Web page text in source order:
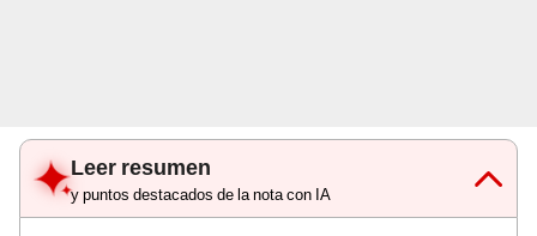
Leer resumen
y puntos destacados de la nota con IA